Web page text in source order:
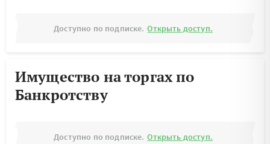
Доступно по подписке. Открыть доступ.
Имущество на торгах по
Банкротству
Доступно по подписке. Открыть доступ.